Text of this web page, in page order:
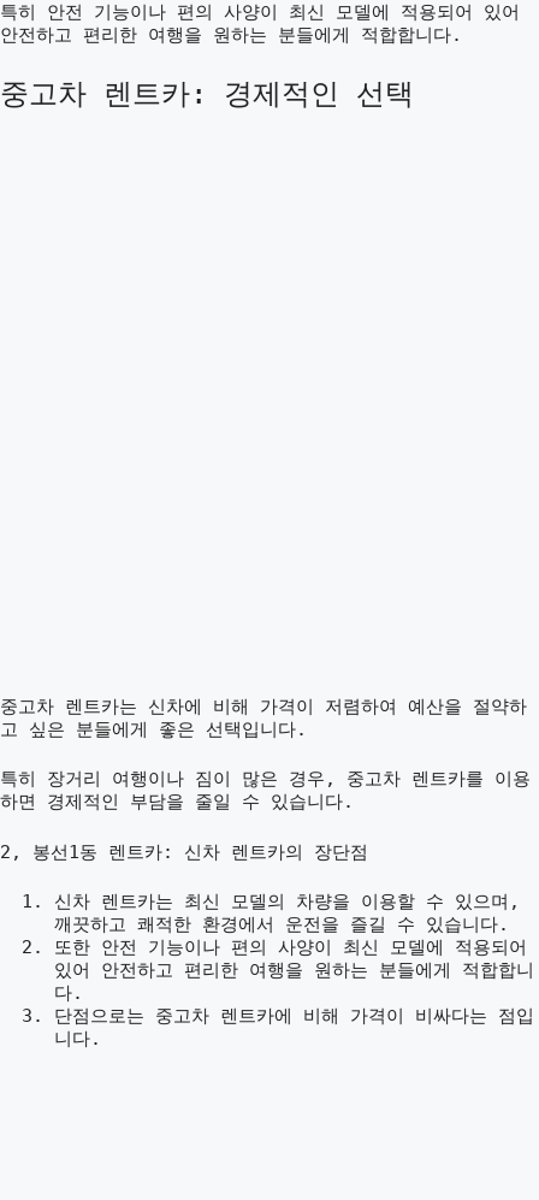
특히 안전 기능이나 편의 사양이 최신 모델에 적용되어 있어
안전하고 편리한 여행을 원하는 분들에게 적합합니다.
중고차 렌트카: 경제적인 선택
중고차 렌트카는 신차에 비해 가격이 저렴하여 예산을 절약하
고 싶은 분들에게 좋은 선택입니다.
특히 장거리 여행이나 짐이 많은 경우, 중고차 렌트카를 이용
하면 경제적인 부담을 줄일 수 있습니다.
2, 봉선1동 렌트카: 신차 렌트카의 장단점
신차 렌트카는 최신 모델의 차량을 이용할 수 있으며,
깨끗하고 쾌적한 환경에서 운전을 즐길 수 있습니다.
또한 안전 기능이나 편의 사양이 최신 모델에 적용되어
있어 안전하고 편리한 여행을 원하는 분들에게 적합합니
다.
단점으로는 중고차 렌트카에 비해 가격이 비싸다는 점입
니다.